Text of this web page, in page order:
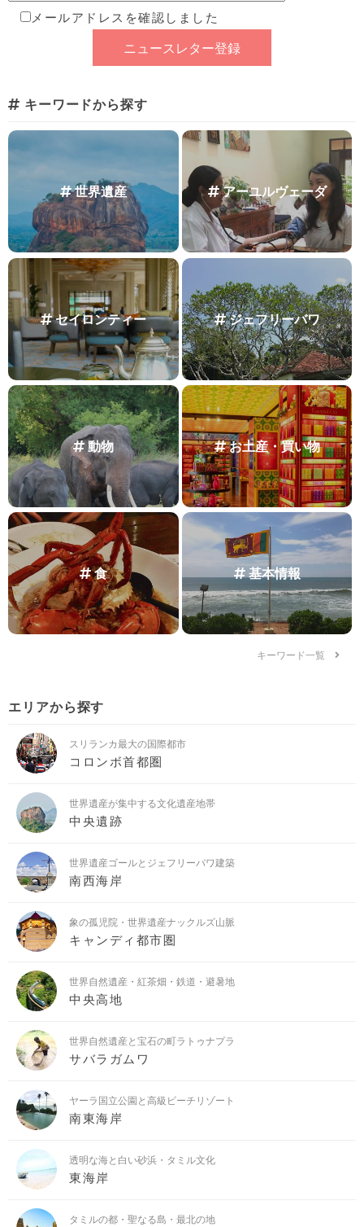
メールアドレスを確認しました
キーワードから探す
世界遺産 アーユルヴェーダ
セイロンティー ジェフリーバワ
動物 お土産・買い物
食 基本情報
キーワード一覧
エリアから探す
スリランカ最大の国際都市
コロンボ首都圏
世界遺産が集中する文化遺産地帯
中央遺跡
世界遺産ゴールとジェフリーバワ建築
南西海岸
象の孤児院・世界遺産ナックルズ山脈
キャンディ都市圏
世界自然遺産・紅茶畑・鉄道・避暑地
中央高地
世界自然遺産と宝石の町ラトゥナプラ
サバラガムワ
ヤーラ国立公園と高級ビーチリゾート
南東海岸
透明な海と白い砂浜・タミル文化
東海岸
タミルの都・聖なる島・最北の地